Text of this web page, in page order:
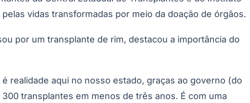
vidas transformadas por meio da doação de órgãos.
por um transplante de rim, destacou a importância do
realidade aqui no nosso estado, graças ao governo (do
transplantes em menos de três anos. É com uma